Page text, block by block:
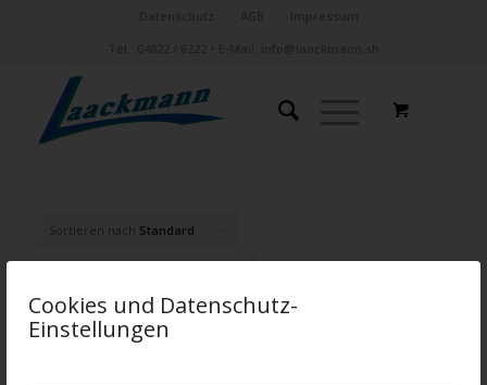
Cookies und Datenschutz-
Einstellungen
Sortieren nach Standard